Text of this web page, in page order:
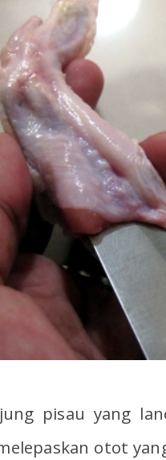
pisau yang
otot